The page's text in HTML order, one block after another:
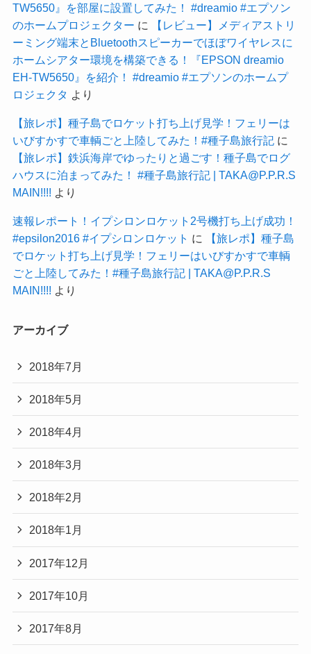
TW5650』を部屋に設置してみた！ #dreamio #エプソン
のホームプロジェクター に
【レビュー】メディアストリ
ーミング端末とBluetoothスピーカーでほぼワイヤレスに
ホームシアター環境を構築できる！『EPSON dreamio
EH-TW5650』を紹介！ #dreamio #エプソンのホームプ
ロジェクタ より
【旅レポ】種子島でロケット打ち上げ見学！フェリーは
いびすかすで車輌ごと上陸してみた！#種子島旅行記に
【旅レポ】鉄浜海岸でゆったりと過ごす！種子島でログ
ハウスに泊まってみた！ #種子島旅行記 | TAKA@P.P.R.S
MAIN!!!! より
速報レポート！イプシロンロケット2号機打ち上げ成功！
#epsilon2016 #イプシロンロケット に
【旅レポ】種子島
でロケット打ち上げ見学！フェリーはいびすかすで車輌
ごと上陸してみた！#種子島旅行記 | TAKA@P.P.R.S
MAIN!!!! より
アーカイブ
2018年7月
2018年5月
2018年4月
2018年3月
2018年2月
2018年1月
2017年12月
2017年10月
2017年8月